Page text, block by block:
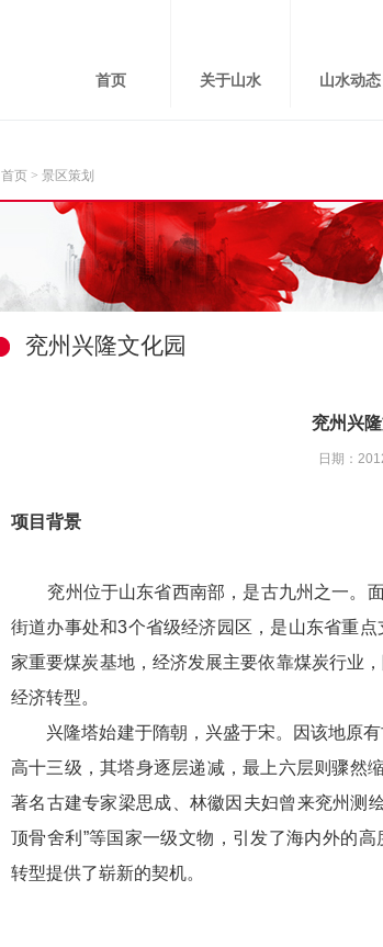
首页 关于山水 山水动态
首页 > 景区策划
兖州兴隆文化园
兖州兴
日期：
项目背景
兖州位于山东省西南部，是古九州之一。面
街道办事处和3个省级经济园区，是山东省重
家重要煤炭基地，经济发展主要依靠煤炭行业
经济转型。
兴隆塔始建于隋朝，兴盛于宋。因该地原有
高十三级，其塔身逐层递减，最上六层则骤然
著名古建专家梁思成、林徽因夫妇曾来兖州测
顶骨舍利”等国家一级文物，引发了海内外的
转型提供了崭新的契机。